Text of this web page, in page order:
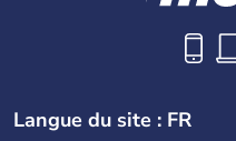
Langue du site : FR